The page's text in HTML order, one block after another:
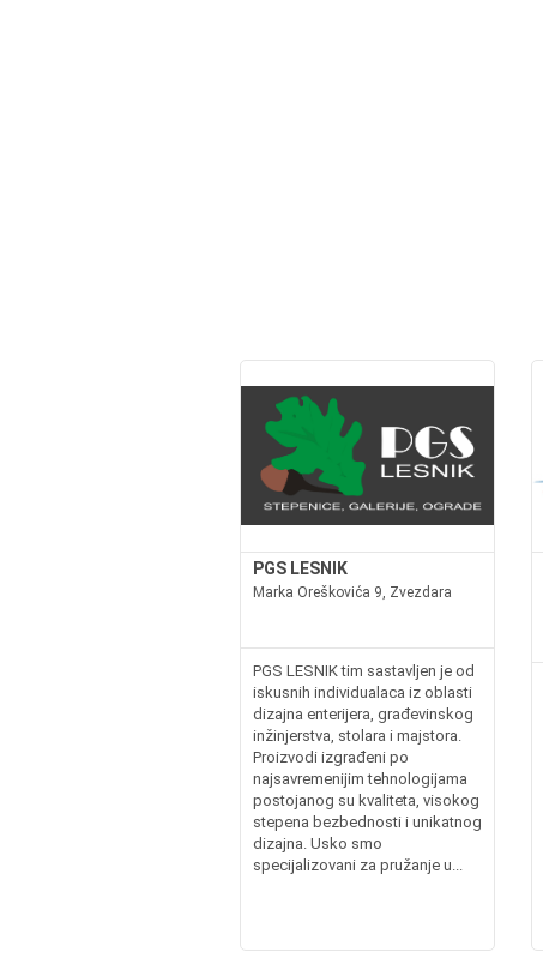
PGS LESNIK
Marka Oreškovića 9, Zvezdara
PGS LESNIK tim sastavljen je od
iskusnih individualaca iz oblasti
dizajna enterijera, građevinskog
inžinjerstva, stolara i majstora.
Proizvodi izgrađeni po
najsavremenijim tehnologijama
postojanog su kvaliteta, visokog
stepena bezbednosti i unikatnog
dizajna. Usko smo
specijalizovani za pružanje u...